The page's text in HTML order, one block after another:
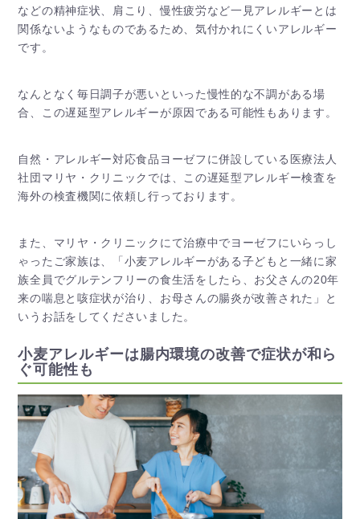
などの精神症状、肩こり、慢性疲労など一見アレルギーとは
関係ないようなものであるため、気付かれにくいアレルギー
です。
なんとなく毎日調子が悪いといった慢性的な不調がある場
合、この遅延型アレルギーが原因である可能性もあります。
自然・アレルギー対応食品ヨーゼフに併設している医療法人
社団マリヤ・クリニックでは、この遅延型アレルギー検査を
海外の検査機関に依頼し行っております。
また、マリヤ・クリニックにて治療中でヨーゼフにいらっし
ゃったご家族は、「小麦アレルギーがある子どもと一緒に家
族全員でグルテンフリーの食生活をしたら、お父さんの20年
来の喘息と咳症状が治り、お母さんの腸炎が改善された」と
いうお話をしてくださいました。
小麦アレルギーは腸内環境の改善で症状が和ら
ぐ可能性も